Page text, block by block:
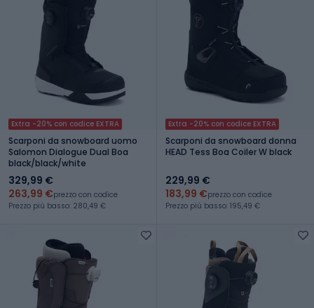
Extra -20% con codice EXTRA
Scarponi da snowboard uomo
Salomon Dialogue Dual Boa
black/black/white
329,99 €
263,99 €prezzo con codice
Prezzo più basso: 280,49 €
Extra -20% con codice EXTRA
Scarponi da snowboard donna
HEAD Tess Boa Coiler W black
229,99 €
183,99 €prezzo con codice
Prezzo più basso: 195,49 €